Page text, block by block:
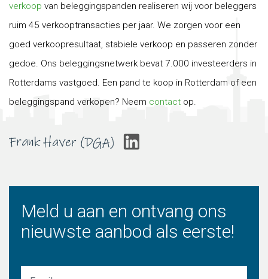
verkoop van beleggingspanden realiseren wij voor beleggers
ruim 45 verkooptransacties per jaar. We zorgen voor een
goed verkoopresultaat, stabiele verkoop en passeren zonder
gedoe. Ons beleggingsnetwerk bevat 7.000 investeerders in
Rotterdams vastgoed. Een pand te koop in Rotterdam of een
beleggingspand verkopen? Neem contact op.
Meld u aan en ontvang ons
nieuwste aanbod als eerste!